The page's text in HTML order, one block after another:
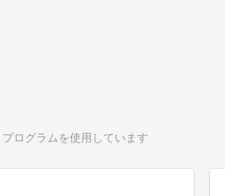
ログラムを使用しています